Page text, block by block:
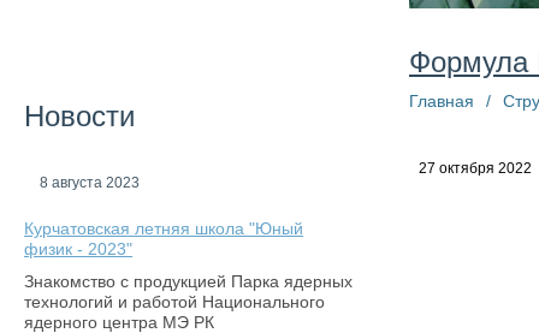
Новости
8 августа 2023
Курчатовская летняя школа "Юный
физик - 2023"
Знакомство с продукцией Парка ядерных
технологий и работой Национального
ядерного центра МЭ РК
Главная /
27 октября 2022